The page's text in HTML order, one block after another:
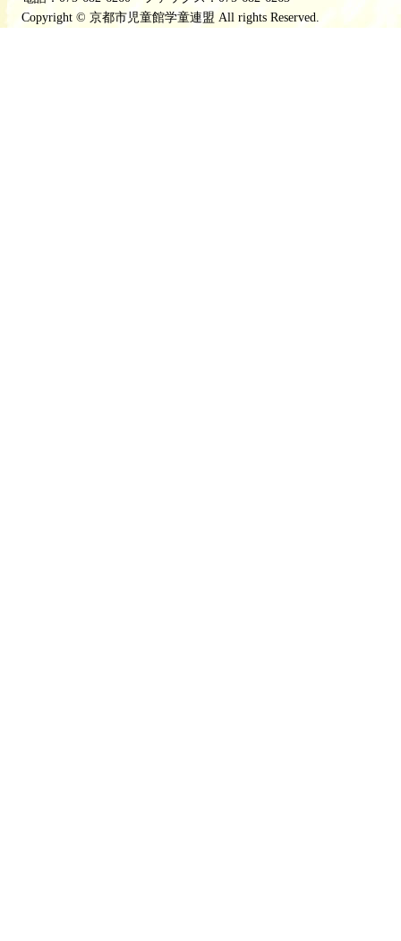
Copyright © 京都市児童館学童連盟 All rights Reserved.